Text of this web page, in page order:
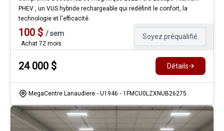
PHEV , un VUS hybride rechargeable qui redéfinit le confort, la
technologie et l'efficacité.
100 $ /sem
Achat 72 mois
Soyez préqualifié
24 000 $ Détails
MegaCentre Lanaudiere - U1946 - 1FMCU0LZXNUB26275